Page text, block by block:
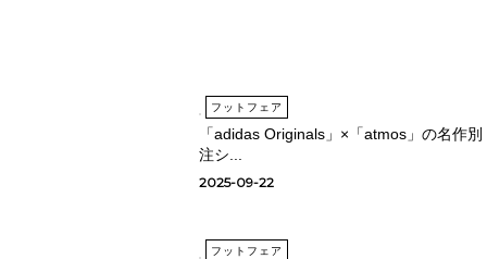
フットフェア
「adidas Originals」×「atmos」の名作別
注シ...
2025-09-22
フットフェア